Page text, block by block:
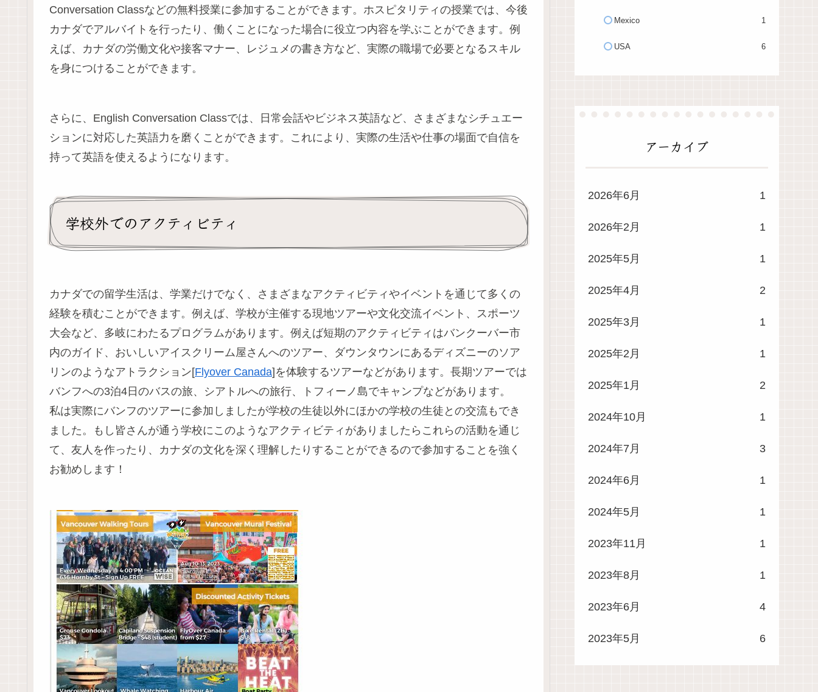
Conversation Classなどの無料授業に参加することができます。ホスピタリティの授業では、今後
カナダでアルバイトを行ったり、働くことになった場合に役立つ内容を学ぶことができます。例
えば、カナダの労働文化や接客マナー、レジュメの書き方など、実際の職場で必要となるスキル
を身につけることができます。
さらに、English Conversation Classでは、日常会話やビジネス英語など、さまざまなシチュエー
ションに対応した英語力を磨くことができます。これにより、実際の生活や仕事の場面で自信を
持って英語を使えるようになります。
学校外でのアクティビティ
カナダでの留学生活は、学業だけでなく、さまざまなアクティビティやイベントを通じて多くの
経験を積むことができます。例えば、学校が主催する現地ツアーや文化交流イベント、スポーツ
大会など、多岐にわたるプログラムがあります。例えば短期のアクティビティはバンクーバー市
内のガイド、おいしいアイスクリーム屋さんへのツアー、ダウンタウンにあるディズニーのソア
リンのようなアトラクション[Flyover Canada]を体験するツアーなどがあります。長期ツアーでは
バンフへの3泊4日のバスの旅、シアトルへの旅行、トフィーノ島でキャンプなどがあります。
私は実際にバンフのツアーに参加しましたが学校の生徒以外にほかの学校の生徒との交流もでき
ました。もし皆さんが通う学校にこのようなアクティビティがありましたらこれらの活動を通じ
て、友人を作ったり、カナダの文化を深く理解したりすることができるので参加することを強く
お勧めします！
Mexico 1
USA 6
アーカイブ
2026年6月 1
2026年2月 1
2025年5月 1
2025年4月 2
2025年3月 1
2025年2月 1
2025年1月 2
2024年10月 1
2024年7月 3
2024年6月 1
2024年5月 1
2023年11月 1
2023年8月 1
2023年6月 4
2023年5月 6